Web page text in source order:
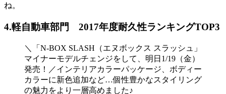
ね。
4.軽自動車部門 2017年度耐久性ランキングTOP3
＼「N-BOX SLASH（エヌボックス スラッシュ」
マイナーモデルチェンジをして、明日1/19（金）
発売！／インテリアカラーパッケージ、ボディー
カラーに新色追加など…個性豊かなスタイリング
の魅力をより一層高めました♪